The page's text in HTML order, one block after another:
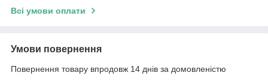
Всі умови оплати
Умови повернення
Повернення товару впродовж 14 днів за домовленістю